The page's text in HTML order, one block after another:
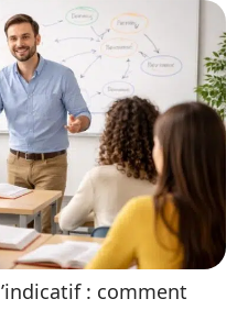
: comment